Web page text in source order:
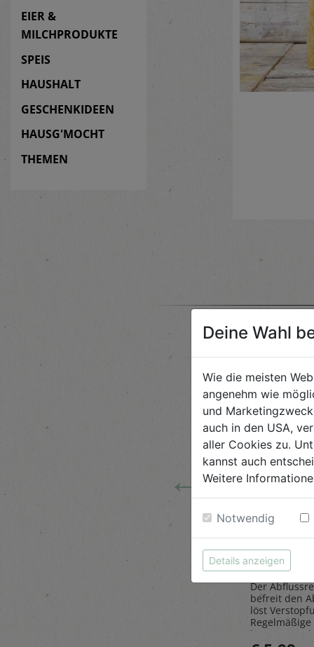
EIER &
MILCHPRODUKTE
SPEIS
HAUSHALT
GESCHENKIDEEN
HAUSG'MOCHT
THEMEN
←
getrocknet 20g
1L
AlmaWin
Der
befreit den
löst
beugt
Deine Wahl
Wie die meisten
angenehm wie
und
auch in den USA,
aller Cookies zu.
kannst auch
Weitere
Notwendig
Details anzeigen